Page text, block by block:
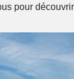
pour